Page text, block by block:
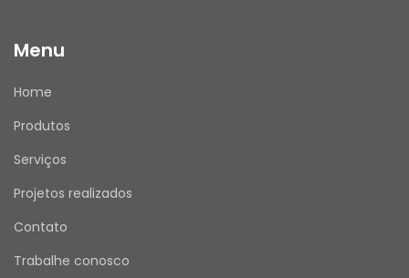
Menu
Home
Produtos
Serviços
Projetos realizados
Contato
Trabalhe conosco